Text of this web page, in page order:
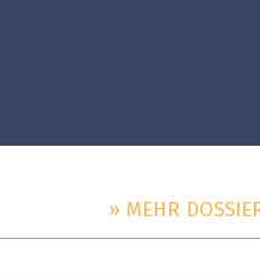
» MEHR